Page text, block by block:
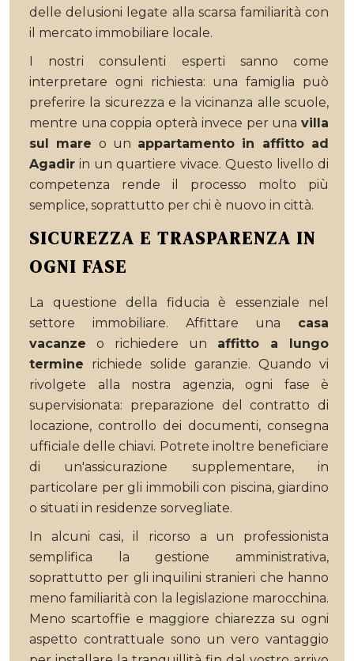
delle delusioni legate alla scarsa familiarità con
il mercato immobiliare locale.
I nostri consulenti esperti sanno come
interpretare ogni richiesta: una famiglia può
preferire la sicurezza e la vicinanza alle scuole,
mentre una coppia opterà invece per una villa
sul mare o un appartamento in affitto ad
Agadir in un quartiere vivace. Questo livello di
competenza rende il processo molto più
semplice, soprattutto per chi è nuovo in città.
SICUREZZA E TRASPARENZA IN
OGNI FASE
La questione della fiducia è essenziale nel
settore immobiliare. Affittare una casa
vacanze o richiedere un affitto a lungo
termine richiede solide garanzie. Quando vi
rivolgete alla nostra agenzia, ogni fase è
supervisionata: preparazione del contratto di
locazione, controllo dei documenti, consegna
ufficiale delle chiavi. Potrete inoltre beneficiare
di un'assicurazione supplementare, in
particolare per gli immobili con piscina, giardino
o situati in residenze sorvegliate.
In alcuni casi, il ricorso a un professionista
semplifica la gestione amministrativa,
soprattutto per gli inquilini stranieri che hanno
meno familiarità con la legislazione marocchina.
Meno scartoffie e maggiore chiarezza su ogni
aspetto contrattuale sono un vero vantaggio